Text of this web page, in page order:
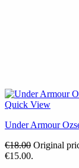
Quick View
Under Armour
€18.00 Original
€15.00.